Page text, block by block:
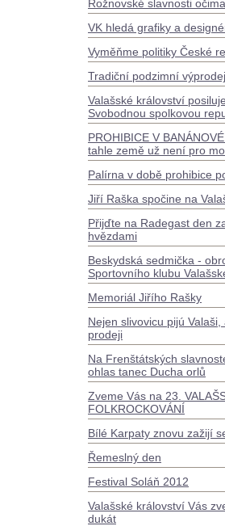
Rožnovské slavnosti
VK hledá grafiky a
Vyměňme politiky České
Tradiční podzimní výprodej
Valašské království
Svobodnou spolkovou
PROHIBICE V
tahle země už není pro
Palírna v době prohibice
Jiří Raška spočine na
Přijďte na Radegast den
hvězdami
Beskydská sedmička -
Sportovního klubu
Memoriál Jiřího Rašky
Nejen slivovicu pijú
prodeji
Na Frenštátských
ohlas tanec Ducha orlů
Zveme Vás na 23.
FOLKROCKOVÁNÍ
Bílé Karpaty znovu zažijí
Řemeslný den
Festival Soláň 2012
Valašské království Vás
dukát